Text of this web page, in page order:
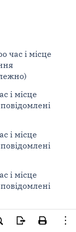
час і місце
і місце
і місце
і місце
і місце